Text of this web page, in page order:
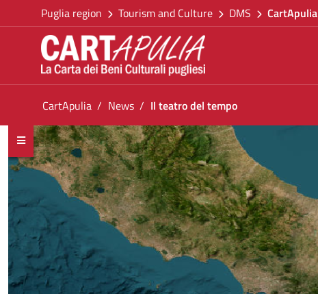
Skip to Content
Go back to the homepage
Go to navigation menu
Go to content
Go to the footer
Puglia region Tourism and Culture DMS CartApulia
You are in:
CartApulia News Il teatro del tempo
Il teatro del tempo